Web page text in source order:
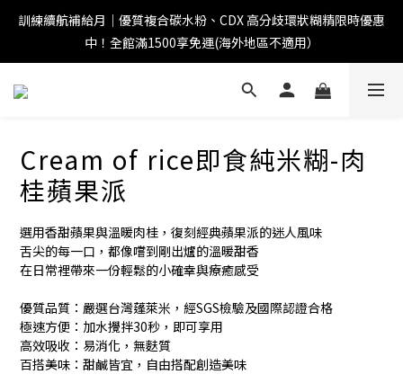
訓練續航補給月｜優質複合碳水粉、CDX 高分歧環狀糊精限時優惠
中！全館滿1500享免運(海外地區不適用）
Cream of rice即食純米糊-肉
桂蘋果派
選用香甜蘋果與溫暖肉桂，復刻經典蘋果派的迷人風味
舌尖的每一口，都像嚐到剛出爐的溫暖甜香
在日常裡帶來一份輕鬆的小確幸與療癒感受
優質品質：嚴選台灣蓬萊米，經SGS檢驗及國際認證合格
極速方便：加水攪拌30秒，即可享用
高效吸收：易消化，無麩質
百搭美味：甜鹹皆宜，自由搭配創造美味